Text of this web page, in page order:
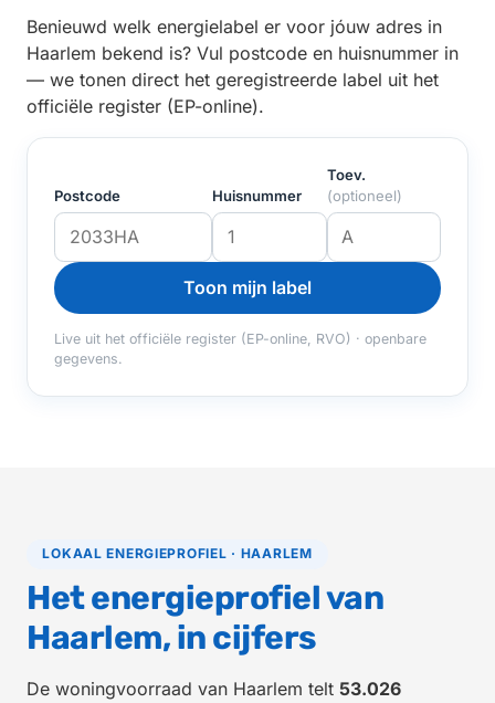
Benieuwd welk energielabel er voor jóuw adres in
Haarlem bekend is? Vul postcode en huisnummer in
— we tonen direct het geregistreerde label uit het
officiële register (EP-online).
Postcode Huisnummer
Toev.
(optioneel)
Toon mijn label
Live uit het officiële register (EP-online, RVO) · openbare
gegevens.
LOKAAL ENERGIEPROFIEL · HAARLEM
Het energieprofiel van
Haarlem, in cijfers
De woningvoorraad van Haarlem telt 53.026